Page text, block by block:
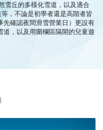
雪丘的多樣化雪道，以及適合
，不論是初學者還是高階者皆
先確認夜間滑雪營業日）更設有
，以及用圍欄區隔開的兒童遊